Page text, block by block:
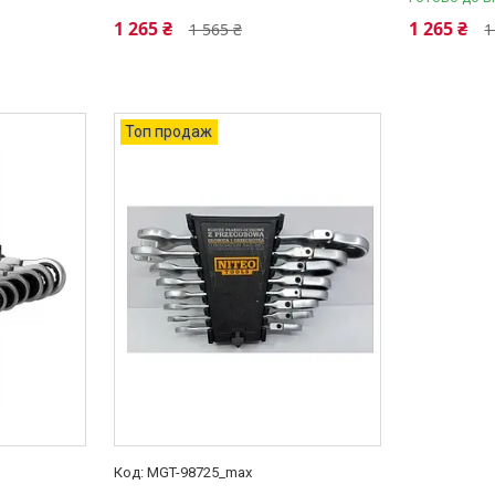
1 565 ₴
1 265 ₴ 1 265 ₴
Топ продаж
MGT-98725_max